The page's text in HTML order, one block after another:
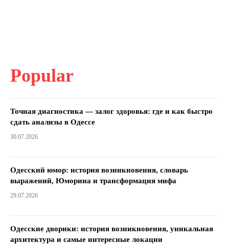
Popular
Точная диагностика — залог здоровья: где и как быстро
сдать анализы в Одессе
30.07.2026
Одесский юмор: история возникновения, словарь
выражений, Юморина и трансформация мифа
29.07.2026
Одесские дворики: история возникновения, уникальная
архитектура и самые интересные локации